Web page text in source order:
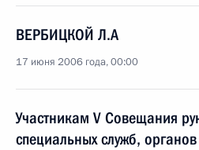
ВЕРБИЦКОЙ Л.А
17 июня 2006 года, 00:00
Участникам V Совещания
специальных служб,